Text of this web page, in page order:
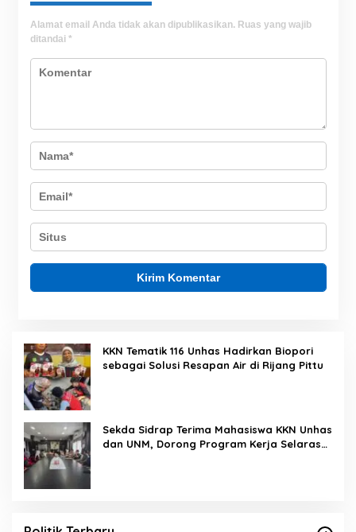
Alamat email Anda tidak akan dipublikasikan. Ruas yang wajib
ditandai *
KKN Tematik 116 Unhas Hadirkan Biopori
sebagai Solusi Resapan Air di Rijang Pittu
Sekda Sidrap Terima Mahasiswa KKN Unhas
dan UNM, Dorong Program Kerja Selaras